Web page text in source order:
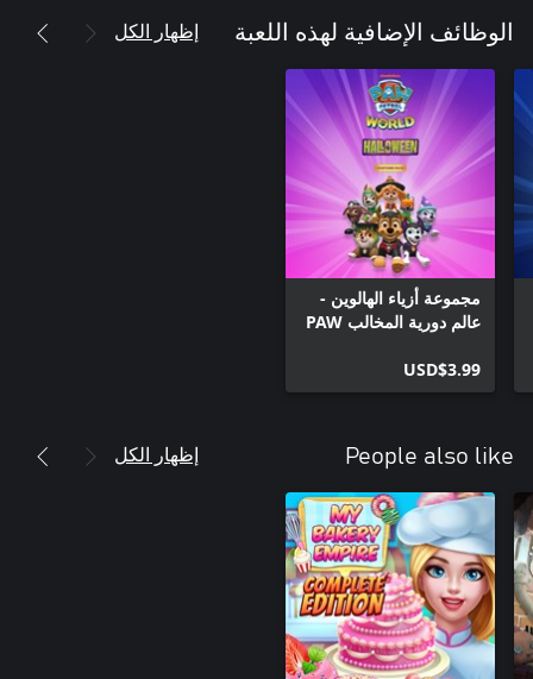
الوظائف الإضافية لهذه اللعبة إظهار الكل
مجموعة أزياء الهالوين -
عالم دورية المخالب PAW
USD$3.99
People also like إظهار الكل